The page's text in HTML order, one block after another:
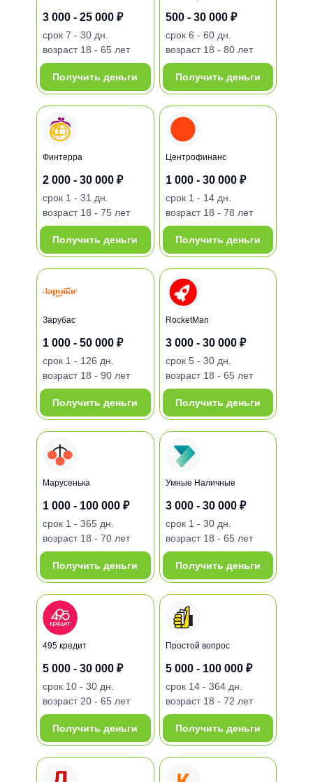
3 000 - 25 000 ₽
срок 7 - 30 дн.
возраст 18 - 65 лет
Получить деньги
500 - 30 000 ₽
срок 6 - 60 дн.
возраст 18 - 80 лет
Получить деньги
Финтерра
2 000 - 30 000 ₽
срок 1 - 31 дн.
возраст 18 - 75 лет
Получить деньги
Центрофинанс
1 000 - 30 000 ₽
срок 1 - 14 дн.
возраст 18 - 78 лет
Получить деньги
Зарубас
1 000 - 50 000 ₽
срок 1 - 126 дн.
возраст 18 - 90 лет
Получить деньги
RocketMan
3 000 - 30 000 ₽
срок 5 - 30 дн.
возраст 18 - 65 лет
Получить деньги
Марусенька
1 000 - 100 000 ₽
срок 1 - 365 дн.
возраст 18 - 70 лет
Получить деньги
Умные Наличные
3 000 - 30 000 ₽
срок 1 - 30 дн.
возраст 18 - 65 лет
Получить деньги
495 кредит
5 000 - 30 000 ₽
срок 10 - 30 дн.
возраст 20 - 65 лет
Получить деньги
Простой вопрос
5 000 - 100 000 ₽
срок 14 - 364 дн.
возраст 18 - 72 лет
Получить деньги